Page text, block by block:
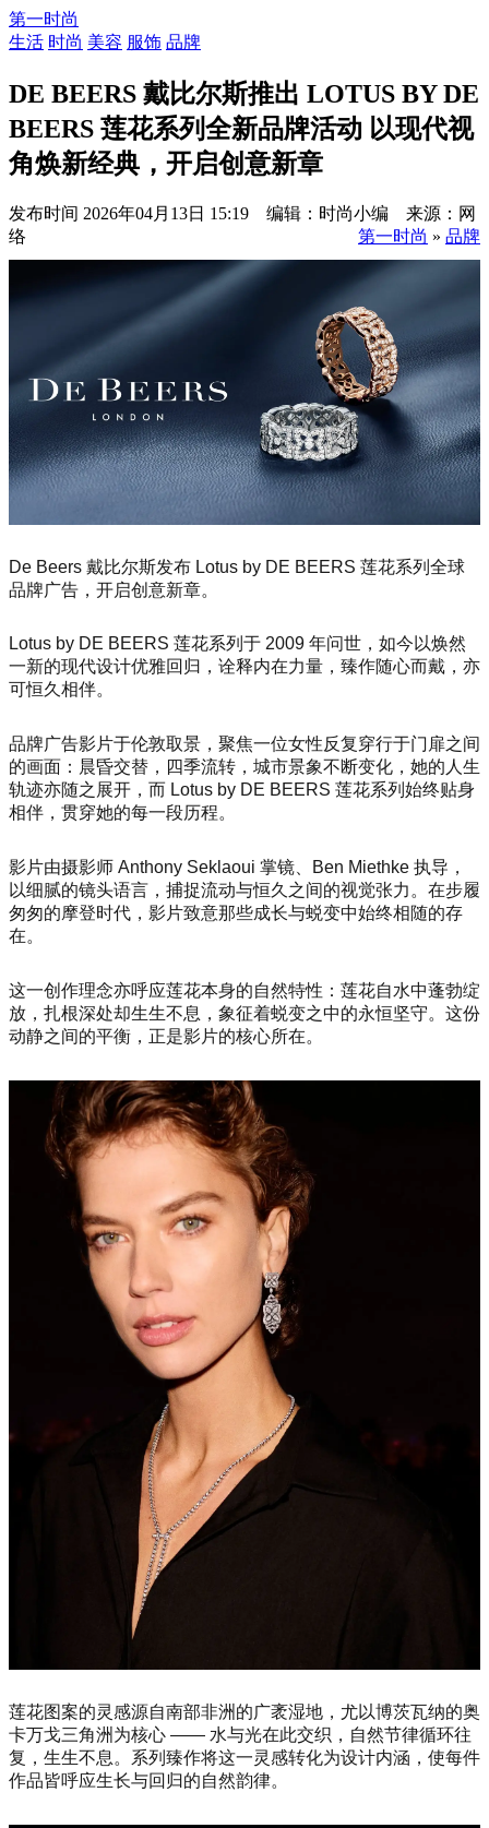
第一时尚
生活 时尚 美容 服饰 品牌
DE BEERS 戴比尔斯推出 LOTUS BY DE
BEERS 莲花系列全新品牌活动 以现代视
角焕新经典，开启创意新章
发布时间 2026年04月13日 15:19 编辑：时尚小编 来源：网
络
第一时尚 » 品牌
De Beers 戴比尔斯发布 Lotus by DE BEERS 莲花系列全球
品牌广告，开启创意新章。
Lotus by DE BEERS 莲花系列于 2009 年问世，如今以焕然
一新的现代设计优雅回归，诠释内在力量，臻作随心而戴，亦
可恒久相伴。
品牌广告影片于伦敦取景，聚焦一位女性反复穿行于门扉之间
的画面：晨昏交替，四季流转，城市景象不断变化，她的人生
轨迹亦随之展开，而 Lotus by DE BEERS 莲花系列始终贴身
相伴，贯穿她的每一段历程。
影片由摄影师 Anthony Seklaoui 掌镜、Ben Miethke 执导，
以细腻的镜头语言，捕捉流动与恒久之间的视觉张力。在步履
匆匆的摩登时代，影片致意那些成长与蜕变中始终相随的存
在。
这一创作理念亦呼应莲花本身的自然特性：莲花自水中蓬勃绽
放，扎根深处却生生不息，象征着蜕变之中的永恒坚守。这份
动静之间的平衡，正是影片的核心所在。
莲花图案的灵感源自南部非洲的广袤湿地，尤以博茨瓦纳的奥
卡万戈三角洲为核心 —— 水与光在此交织，自然节律循环往
复，生生不息。系列臻作将这一灵感转化为设计内涵，使每件
作品皆呼应生长与回归的自然韵律。